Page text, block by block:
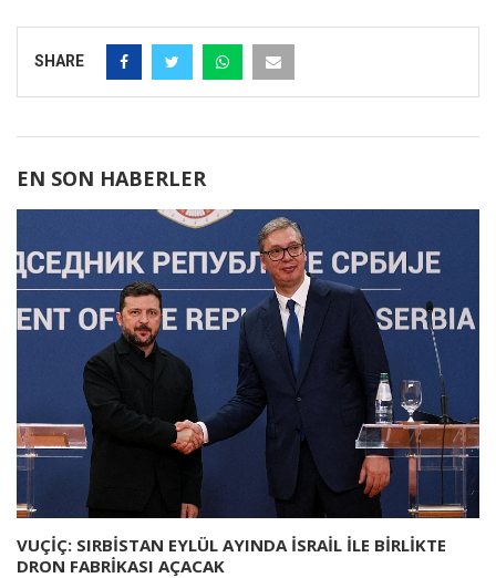
SHARE
EN SON HABERLER
VUÇİÇ: SIRBİSTAN EYLÜL AYINDA İSRAİL İLE BİRLİKTE
DRON FABRİKASI AÇACAK